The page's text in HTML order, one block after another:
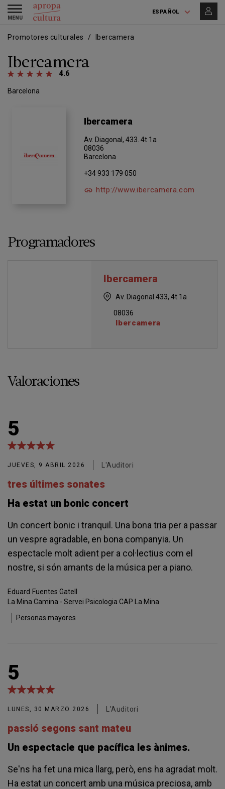
Pasar
contenido
Skip
main
ESPAÑOL
Toggle
navigation
Promotores culturales Ibercamera
Ibercamera
4.6
Barcelona
Ibercamera
Av. Diagonal, 433. 4t 1a
08036
Barcelona
+34 933 179 050
http://www.ibercamera.com
Programadores
Ibercamera
Av. Diagonal 433, 4t 1a
08036
Ibercamera
Valoraciones
5
JUEVES, 9 ABRIL 2026 L'Auditori
tres últimes sonates
Ha estat un bonic concert
Un concert bonic i tranquil. Una bona tria per a passar
un vespre agradable, en bona companyia. Un
espectacle molt adient per a col·lectius com el
nostre, si són amants de la música per a piano.
Eduard Fuentes Gatell
La Mina Camina - Servei Psicologia CAP La Mina
Personas mayores
5
LUNES, 30 MARZO 2026 L'Auditori
passió segons sant mateu
Un espectacle que pacífica les ànimes.
Se'ns ha fet una mica llarg, però, ens ha agradat molt.
Ha estat un concert amb una música preciosa, amb